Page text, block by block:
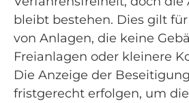
bleibt bestehen. Dies gilt
von Anlagen, die keine
Freianlagen oder kleinere
Die Anzeige der
fristgerecht erfolgen, um die